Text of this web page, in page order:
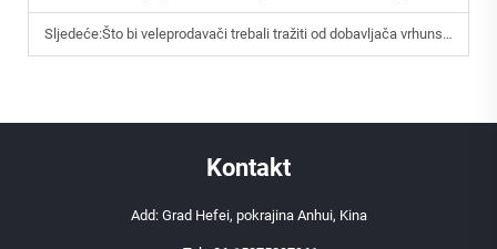
Sljedeće:Što bi veleprodavači trebali tražiti od dobavljača vrhunskih sladoleda?
Kontakt
Add: Grad Hefei, pokrajina Anhui, Kina